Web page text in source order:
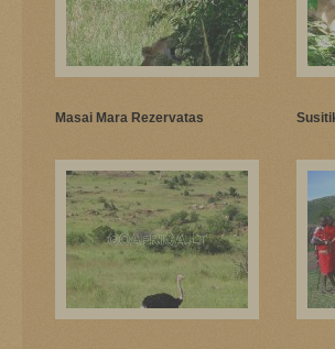
Masai Mara Rezervatas